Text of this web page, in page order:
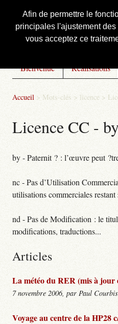
Afin de permettre le
principales l'ajustement
vous acceptez ce
Courbis, «
Bienvenue Réalisations
Accueil > Mots-clés > licence >
Licence CC -
by - Paternit ? : l’œuvre peut
nc - Pas d’Utilisation
utilisations commerciales
nd - Pas de Modification : le
modifications, traductions...
Articles
La météo du RER (mis à jour
7 novembre 2006, par Paul Courbis
Voyage au centre de la HP28